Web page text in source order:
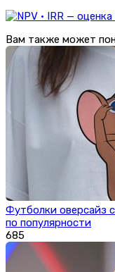
Вам также может
Футболки оверсайз
по популярности
685